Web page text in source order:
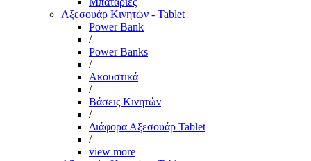
Αξεσουάρ Κινητών - Tablet
Power Bank
/
Power Banks
/
Ακουστικά
/
Βάσεις Κινητών
/
Διάφορα Αξεσουάρ Tablet
/
view more